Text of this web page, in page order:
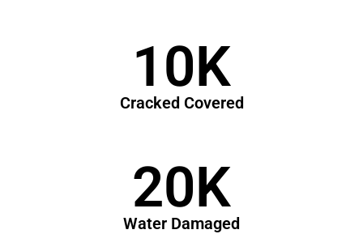
10K
Cracked Covered
20K
Water Damaged